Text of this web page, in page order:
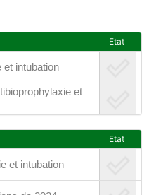
Etat
et intubation
et
Etat
et intubation